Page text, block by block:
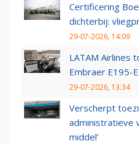
Certificering
dichterbij:
29-07-2026, 14:09
LATAM Airlines
Embraer E195-
29-07-2026, 13:34
Verscherpt
administratieve
middel’